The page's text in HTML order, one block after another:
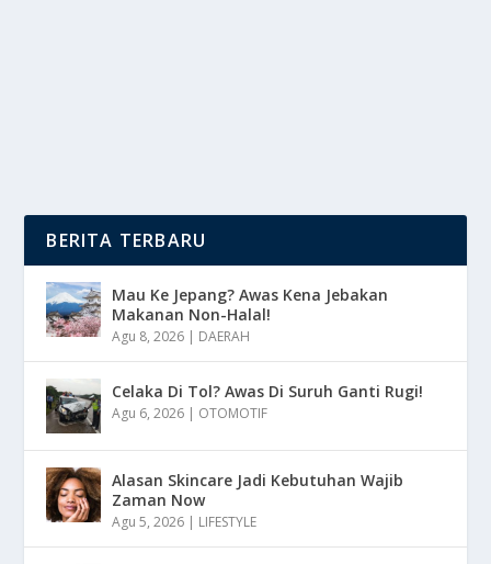
BERITA TERBARU
Mau Ke Jepang? Awas Kena Jebakan
Makanan Non-Halal!
Agu 8, 2026 | DAERAH
Celaka Di Tol? Awas Di Suruh Ganti Rugi!
Agu 6, 2026 | OTOMOTIF
Alasan Skincare Jadi Kebutuhan Wajib
Zaman Now
Agu 5, 2026 | LIFESTYLE